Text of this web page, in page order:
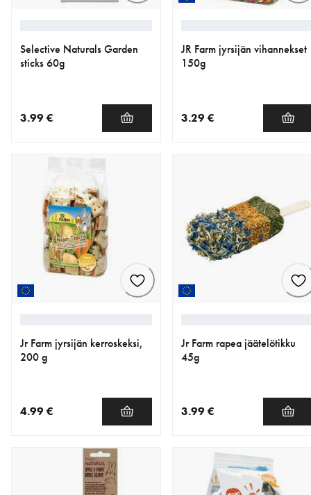
Selective Naturals Garden
sticks 60g
3.99 €
JR Farm jyrsijän vihannekset
150g
3.29 €
Jr Farm jyrsijän kerroskeksi,
200 g
4.99 €
Jr Farm rapea jäätelötikku
45g
3.99 €